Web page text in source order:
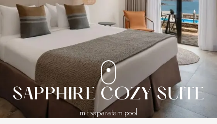
SAPPHIRE COZY SUITE
mit separatem pool